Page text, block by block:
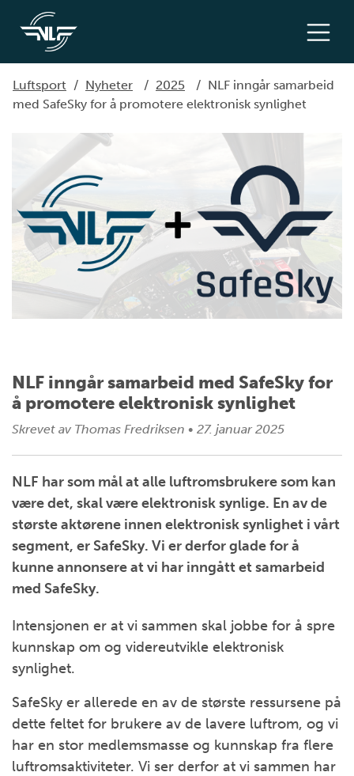
Luftsport / Nyheter / 2025 / NLF inngår samarbeid
med SafeSky for å promotere elektronisk synlighet
NLF inngår samarbeid med SafeSky for
å promotere elektronisk synlighet
Skrevet av Thomas Fredriksen • 27. januar 2025
NLF har som mål at alle luftromsbrukere som kan
være det, skal være elektronisk synlige. En av de
største aktørene innen elektronisk synlighet i vårt
segment, er SafeSky. Vi er derfor glade for å
kunne annonsere at vi har inngått et samarbeid
med SafeSky.
Intensjonen er at vi sammen skal jobbe for å spre
kunnskap om og videreutvikle elektronisk
synlighet.
SafeSky er allerede en av de største ressursene på
dette feltet for brukere av de lavere luftrom, og vi
har en stor medlemsmasse og kunnskap fra flere
luftromsaktiviteter. Vi ser derfor at vi sammen har